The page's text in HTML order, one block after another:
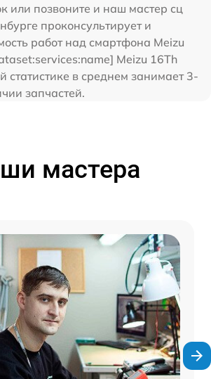
или позвоните и наш мастер сц
проконсультирует и
работ над смартфона Meizu
Meizu 16Th
статистике в среднем занимает 3-
запчастей.
мастера